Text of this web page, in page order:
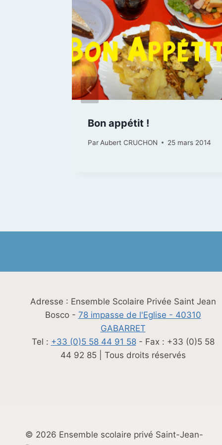
Bon appétit !
Par Aubert CRUCHON 25 mars 2014
Adresse : Ensemble Scolaire Privée Saint Jean
Bosco - 78 impasse de l'Eglise - 40310
GABARRET
Tel : +33 (0)5 58 44 91 58- Fax : +33 (0)5 58
44 92 85 | Tous droits réservés
© 2026 Ensemble scolaire privé Saint-Jean-